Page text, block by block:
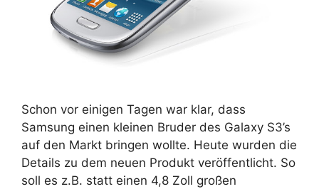
Schon vor einigen Tagen war klar, dass
Samsung einen kleinen Bruder des Galaxy S3’s
auf den Markt bringen wollte. Heute wurden die
Details zu dem neuen Produkt veröffentlicht. So
soll es z.B. statt einen 4,8 Zoll großen